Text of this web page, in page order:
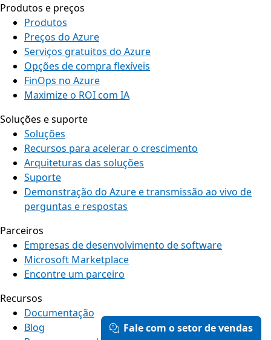
Produtos e preços
Produtos
Preços do Azure
Serviços gratuitos do Azure
Opções de compra flexíveis
FinOps no Azure
Maximize o ROI com IA
Soluções e suporte
Soluções
Recursos para acelerar o crescimento
Arquiteturas das soluções
Suporte
Demonstração do Azure e transmissão ao vivo de
perguntas e respostas
Parceiros
Empresas de desenvolvimento de software
Microsoft Marketplace
Encontre um parceiro
Recursos
Documentação
Blog
Fale com o setor de vendas